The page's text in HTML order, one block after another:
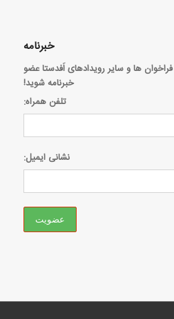
خبرنامه
فراخوان ها و سایر رویدادهای اَفدستا عضو
خبرنامه شوید!
تلفن همراه:
نشانی ایمیل: